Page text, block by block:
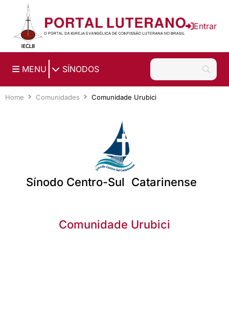
Ir para o conteúdo principal
Entrar
MENU SÍNODOS
Home Comunidades Comunidade Urubici
Sínodo Centro-Sul Catarinense
Comunidade Urubici